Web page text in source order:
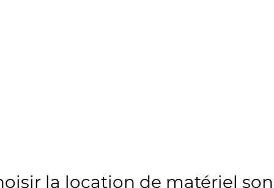
la location de matériel